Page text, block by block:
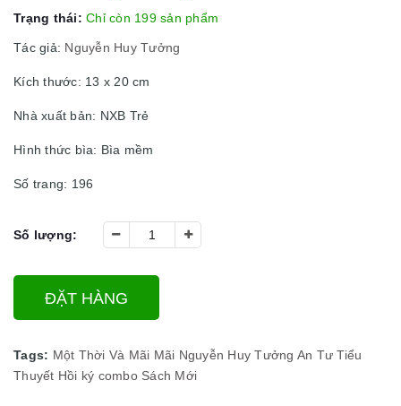
Trạng thái: Chỉ còn 199 sản phẩm
Tác giả: Nguyễn Huy Tưởng
Kích thước: 13 x 20 cm
Nhà xuất bản: NXB Trẻ
Hình thức bìa: Bìa mềm
Số trang: 196
Số lượng:
ĐẶT HÀNG
Tags: Một Thời Và Mãi Mãi Nguyễn Huy Tưởng An Tư Tiểu
Thuyết Hồi ký combo Sách Mới